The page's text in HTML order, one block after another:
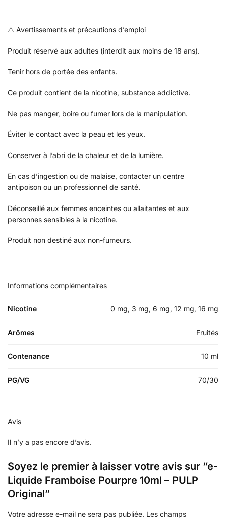
⚠️ Avertissements et précautions d’emploi
Produit réservé aux adultes (interdit aux moins de 18 ans).
Tenir hors de portée des enfants.
Ce produit contient de la nicotine, substance addictive.
Ne pas manger, boire ou fumer lors de la manipulation.
Éviter le contact avec la peau et les yeux.
Conserver à l’abri de la chaleur et de la lumière.
En cas d’ingestion ou de malaise, contacter un centre
antipoison ou un professionnel de santé.
Déconseillé aux femmes enceintes ou allaitantes et aux
personnes sensibles à la nicotine.
Produit non destiné aux non-fumeurs.
Informations complémentaires
Nicotine 0 mg, 3 mg, 6 mg, 12 mg, 16 mg
Arômes Fruités
Contenance 10 ml
PG/VG 70/30
Avis
Il n’y a pas encore d’avis.
Soyez le premier à laisser votre avis sur “e-
Liquide Framboise Pourpre 10ml – PULP
Original”
Votre adresse e-mail ne sera pas publiée. Les champs